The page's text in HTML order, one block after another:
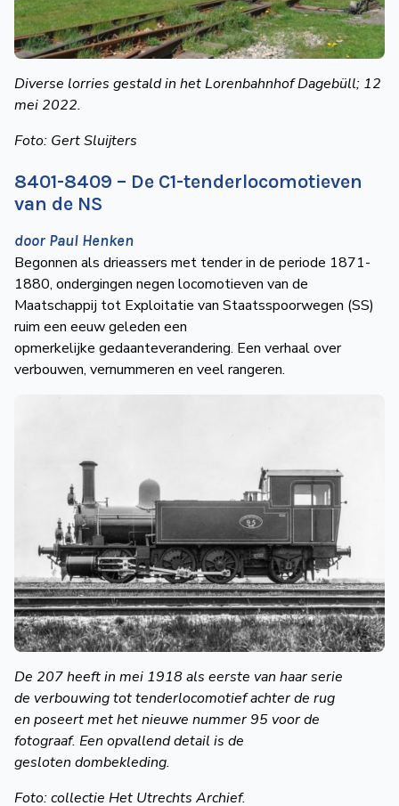
Diverse lorries gestaldin het LorenbahnhofDagebüll; 12
mei 2022.
Foto: Gert Sluijters
8401-8409 – De C1-tenderlocomotieven
van de NS
door Paul Henken
Begonnen als drieassers met tender in de periode 1871-
1880, ondergingen negen locomotieven van de
Maatschappij tot Exploitatie van Staatsspoorwegen (SS)
ruim een eeuw geleden een
opmerkelijke gedaanteverandering. Een verhaal over
verbouwen, vernummeren en veel rangeren.
De 207 heeft in mei 1918 als eerste van haar serie
de verbouwing tottenderlocomotiefachter de rug
en poseert met hetnieuwe nummer 95 voor de
fotograaf. Een opvallenddetail is de
gesloten dombekleding.
Foto: collectie Het Utrechts Archief.